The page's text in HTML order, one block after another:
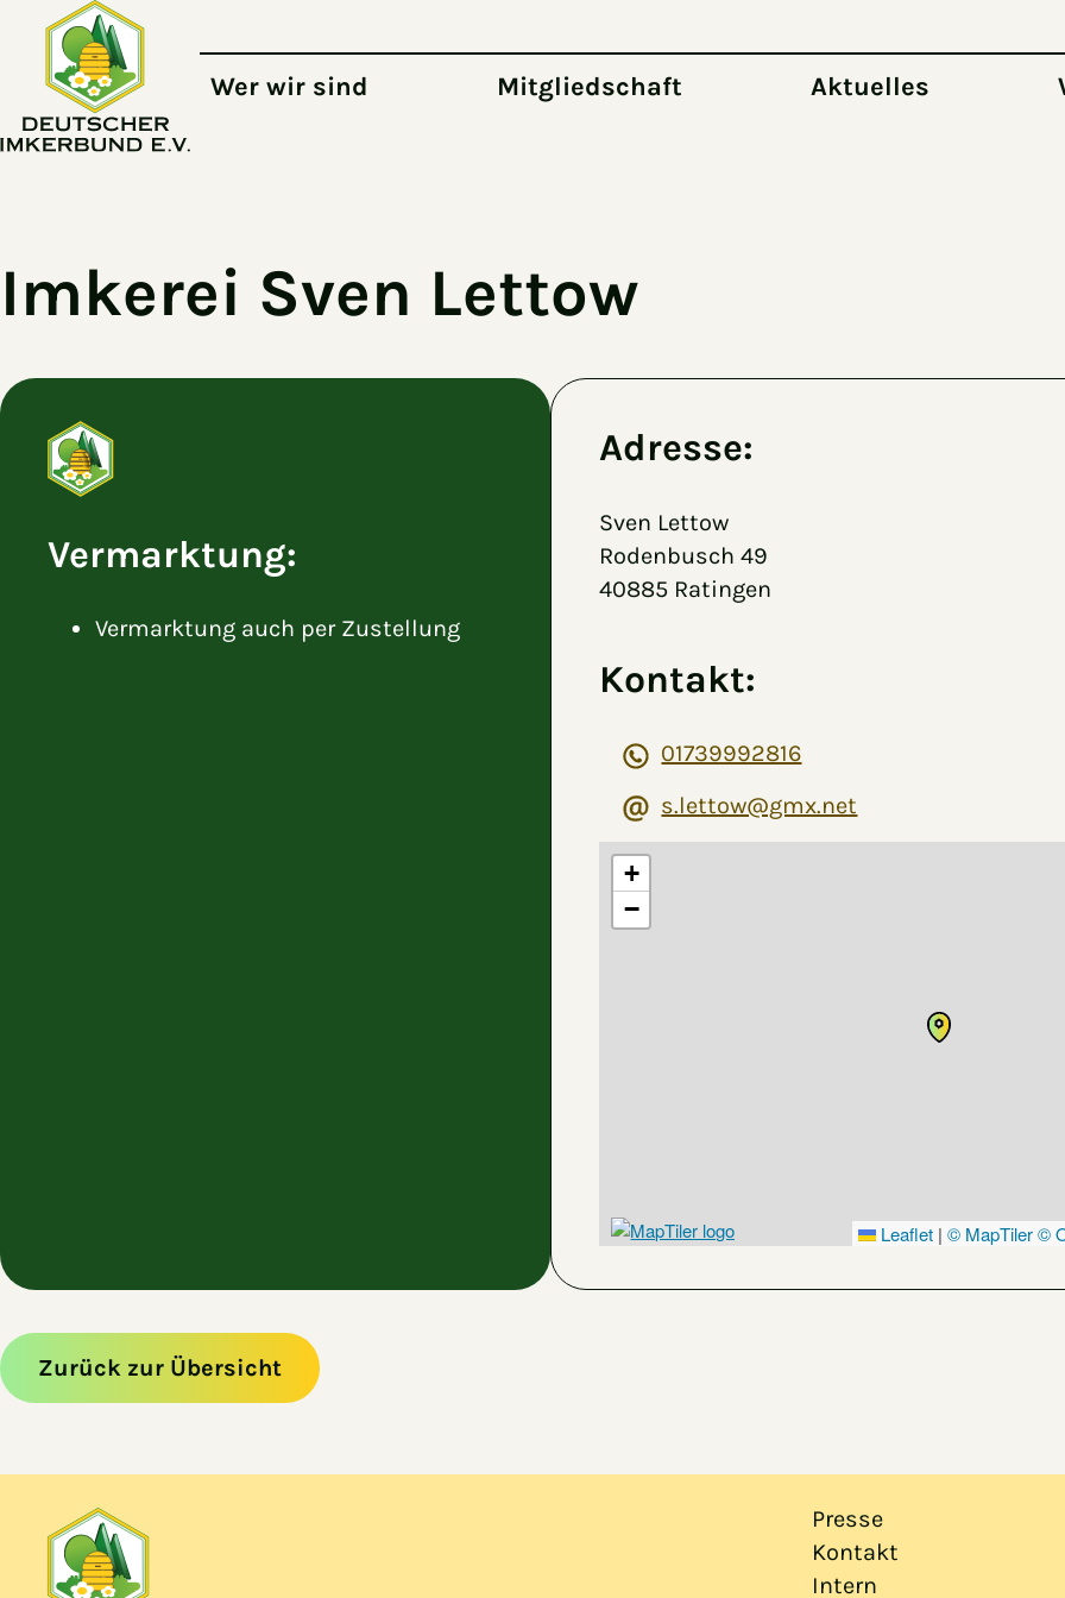
Zum Hauptinhalt springen
Wer wir sind Mitgliedschaft Aktuelles
Imkerei Sven Lettow
Vermarktung:
Vermarktung auch per Zustellung
Adresse:
Sven Lettow
Rodenbusch 49
40885 Ratingen
Kontakt:
01739992816
s.lettow@gmx.net
+
−
Leaflet | © MapTiler ©
Zurück zur Übersicht
Presse
Kontakt
Intern